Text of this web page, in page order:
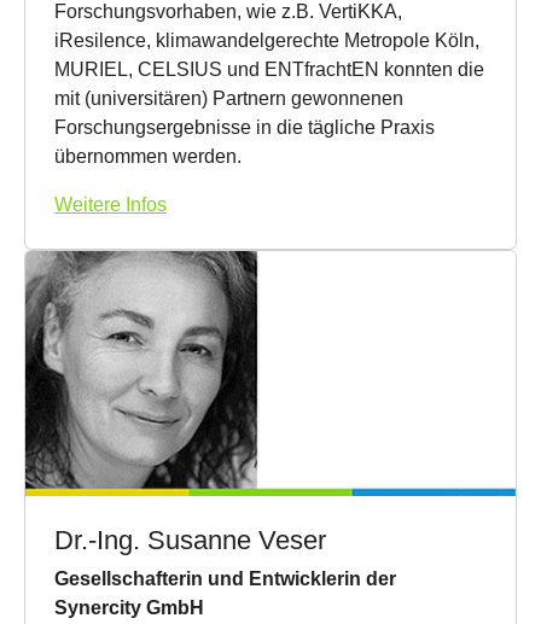
Forschungsvorhaben, wie z.B. VertiKKA,
iResilence, klimawandelgerechte Metropole Köln,
MURIEL, CELSIUS und ENTfrachtEN konnten die
mit (universitären) Partnern gewonnenen
Forschungsergebnisse in die tägliche Praxis
übernommen werden.
Weitere Infos
Dr.-Ing. Susanne Veser
Gesellschafterin und Entwicklerin der
Synercity GmbH